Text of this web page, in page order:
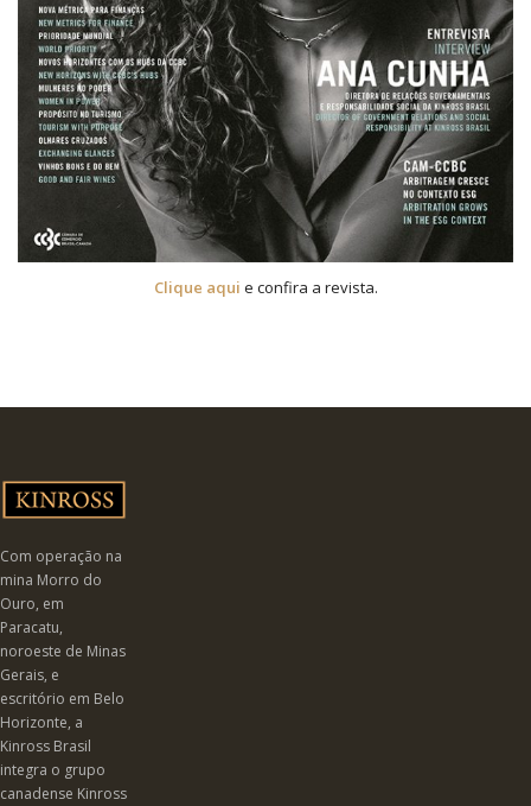
Clique aqui e confira a revista.
Com operação na
mina Morro do
Ouro, em
Paracatu,
noroeste de Minas
Gerais, e
escritório em Belo
Horizonte, a
Kinross Brasil
integra o grupo
canadense Kinross